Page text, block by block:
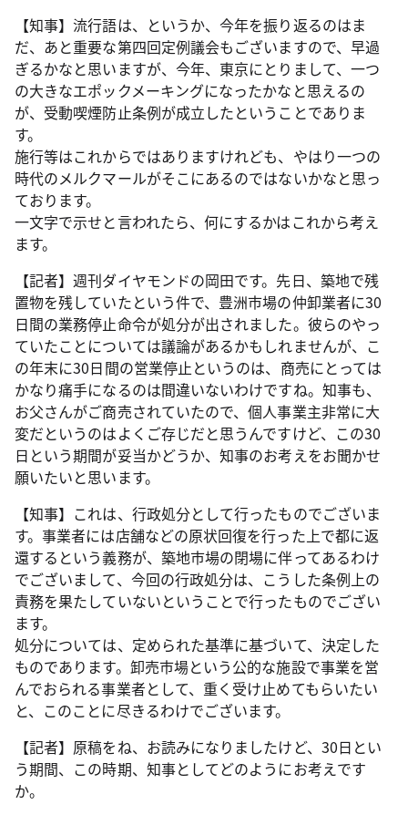
【知事】流行語は、というか、今年を振り返るのはま
だ、あと重要な第四回定例議会もございますので、早過
ぎるかなと思いますが、今年、東京にとりまして、一つ
の大きなエポックメーキングになったかなと思えるの
が、受動喫煙防止条例が成立したということでありま
す。
施行等はこれからではありますけれども、やはり一つの
時代のメルクマールがそこにあるのではないかなと思っ
ております。
一文字で示せと言われたら、何にするかはこれから考え
ます。
【記者】週刊ダイヤモンドの岡田です。先日、築地で残
置物を残していたという件で、豊洲市場の仲卸業者に30
日間の業務停止命令が処分が出されました。彼らのやっ
ていたことについては議論があるかもしれませんが、こ
の年末に30日間の営業停止というのは、商売にとっては
かなり痛手になるのは間違いないわけですね。知事も、
お父さんがご商売されていたので、個人事業主非常に大
変だというのはよくご存じだと思うんですけど、この30
日という期間が妥当かどうか、知事のお考えをお聞かせ
願いたいと思います。
【知事】これは、行政処分として行ったものでございま
す。事業者には店舗などの原状回復を行った上で都に返
還するという義務が、築地市場の閉場に伴ってあるわけ
でございまして、今回の行政処分は、こうした条例上の
責務を果たしていないということで行ったものでござい
ます。
処分については、定められた基準に基づいて、決定した
ものであります。卸売市場という公的な施設で事業を営
んでおられる事業者として、重く受け止めてもらいたい
と、このことに尽きるわけでございます。
【記者】原稿をね、お読みになりましたけど、30日とい
う期間、この時期、知事としてどのようにお考えです
か。